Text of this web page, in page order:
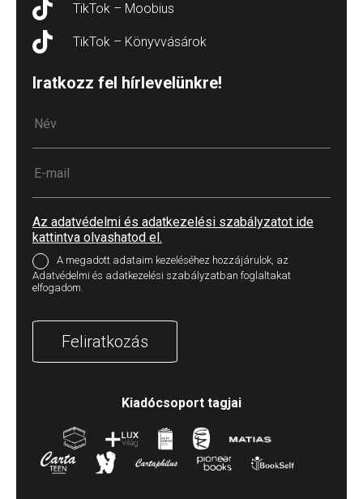
TikTok – Moobius
TikTok – Könyvvásárok
Iratkozz fel hírlevelünkre!
Az adatvédelmi és adatkezelési szabályzatot ide
kattintva olvashatod el.
A megadott adataim kezeléséhez hozzájárulok, az
Adatvédelmi és adatkezelési szabályzatban foglaltakat
elfogadom.
Feliratkozás
Kiadócsoport tagjai